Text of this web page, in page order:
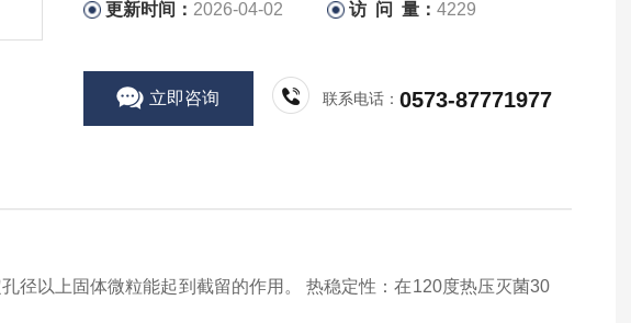
更新时间： 2026-04-02 访 问 量：4229
立即咨询 联系电话：0573-87771977
径以上固体微粒能起到截留的作用。 热稳定性：在120度热压灭菌30